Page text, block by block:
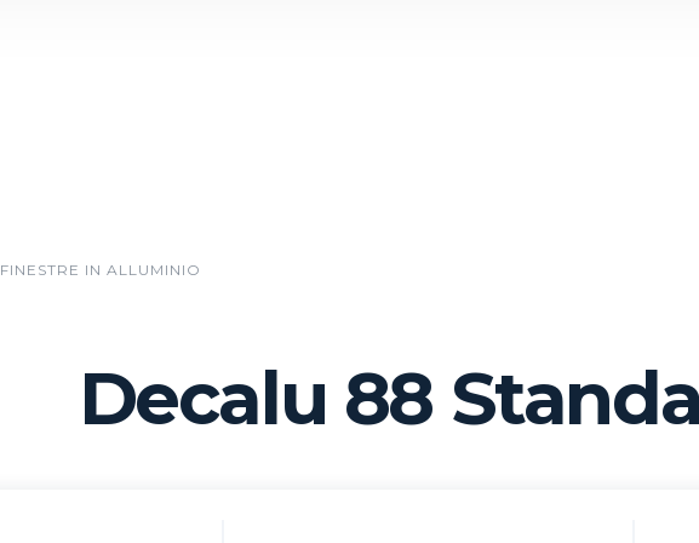
FINESTRE IN ALLUMINIO
Decalu 88